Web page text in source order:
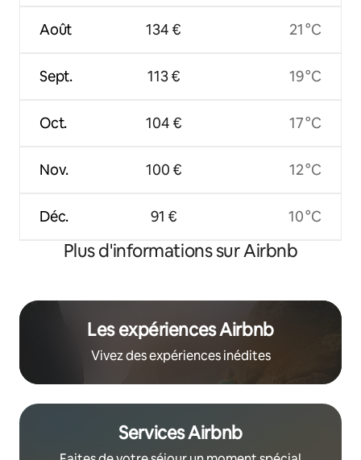
Août
Sept.
Oct.
Nov.
Déc.
134 €
113 €
104 €
100 €
91 €
21 °C
19 °C
17 °C
12 °C
10 °C
Plus d'informations sur Airbnb
Les expériences Airbnb
Vivez des expériences inédites
Services Airbnb